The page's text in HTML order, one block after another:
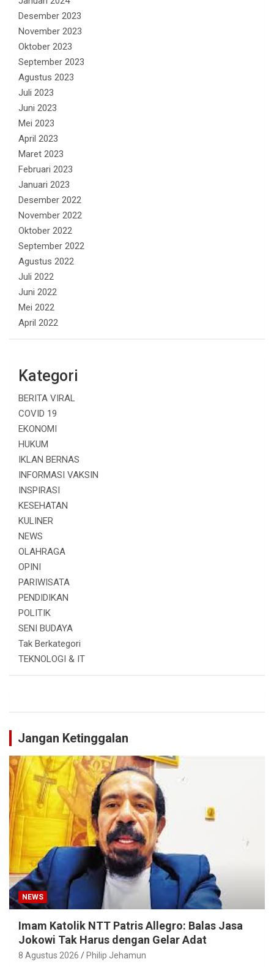
Desember 2023
November 2023
Oktober 2023
September 2023
Agustus 2023
Juli 2023
Juni 2023
Mei 2023
April 2023
Maret 2023
Februari 2023
Januari 2023
Desember 2022
November 2022
Oktober 2022
September 2022
Agustus 2022
Juli 2022
Juni 2022
Mei 2022
April 2022
Kategori
BERITA VIRAL
COVID 19
EKONOMI
HUKUM
IKLAN BERNAS
INFORMASI VAKSIN
INSPIRASI
KESEHATAN
KULINER
NEWS
OLAHRAGA
OPINI
PARIWISATA
PENDIDIKAN
POLITIK
SENI BUDAYA
Tak Berkategori
TEKNOLOGI & IT
Jangan Ketinggalan
NEWS
Imam Katolik NTT Patris Allegro: Balas Jasa
Jokowi Tak Harus dengan Gelar Adat
8 Agustus 2026 Philip Jehamun